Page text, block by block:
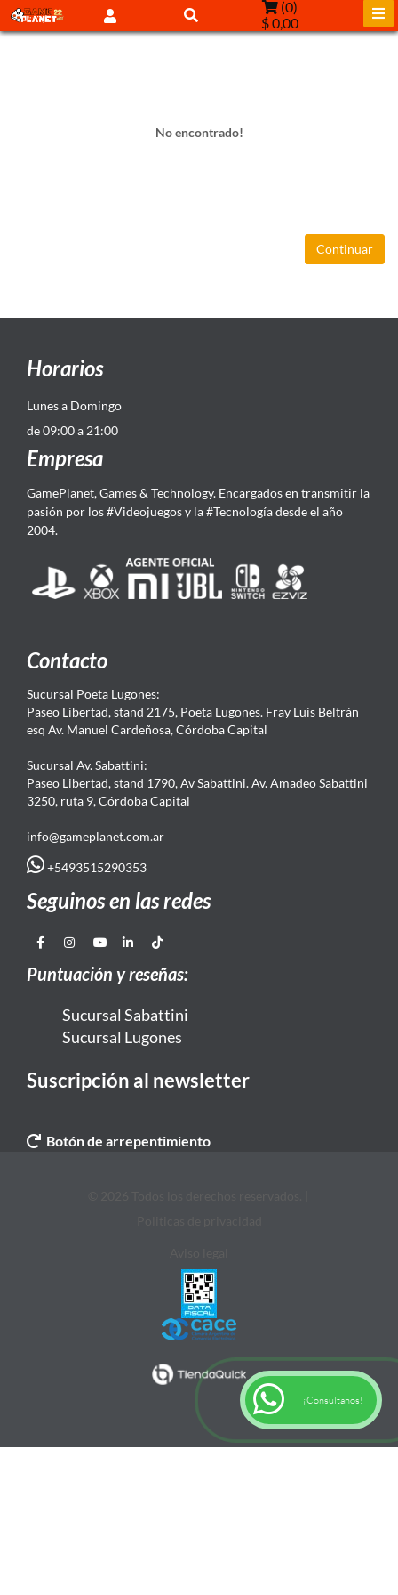
(0)
$ 0,00
No encontrado!
Continuar
Horarios
Lunes a Domingo
de 09:00 a 21:00
Empresa
GamePlanet, Games & Technology. Encargados en transmitir la
pasión por los #Videojuegos y la #Tecnología desde el año
2004.
Contacto
Sucursal Poeta Lugones:
Paseo Libertad, stand 2175, Poeta Lugones. Fray Luis Beltrán
esq Av. Manuel Cardeñosa, Córdoba Capital
Sucursal Av. Sabattini:
Paseo Libertad, stand 1790, Av Sabattini. Av. Amadeo Sabattini
3250, ruta 9, Córdoba Capital
info@gameplanet.com.ar
+5493515290353
Seguinos en las redes
Puntuación y reseñas:
Sucursal Sabattini
Sucursal Lugones
Suscripción al newsletter
Botón de arrepentimiento
¡Consultanos!